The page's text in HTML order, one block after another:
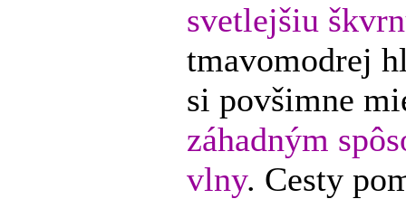
svetlejšiu
tmavomodrej
si povšimne
záhadným
vlny. Cesty